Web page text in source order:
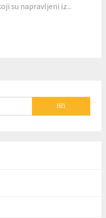
su napravljeni iz...